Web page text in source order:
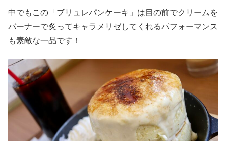
中でもこの「ブリュレパンケーキ」は目の前でクリームを
バーナーで炙ってキャラメリゼしてくれるパフォーマンス
も素敵な一品です！